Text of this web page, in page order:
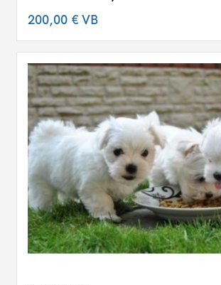
200,00 €VB